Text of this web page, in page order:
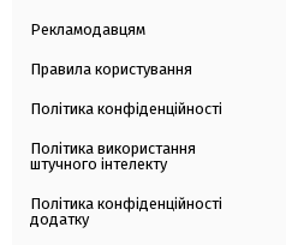
Рекламодавцям
Правила користування
Політика конфіденційності
Політика використання
штучного інтелекту
Політика конфіденційності
додатку